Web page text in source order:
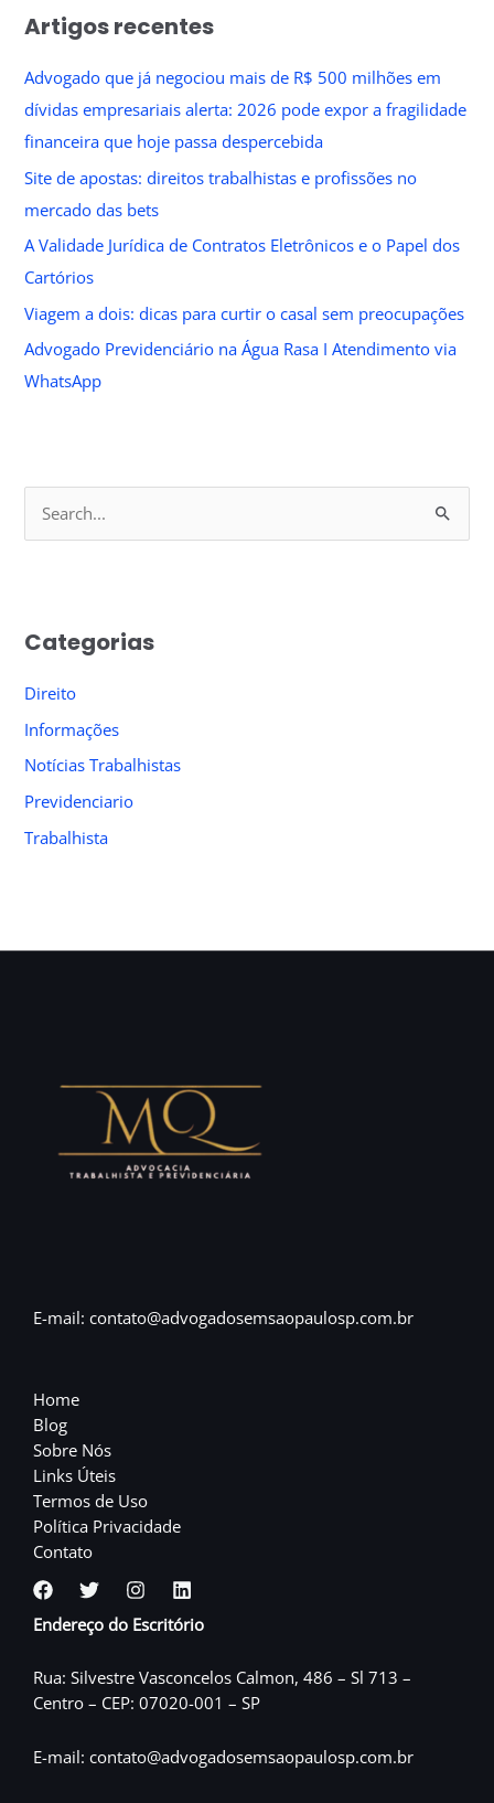
Artigos recentes
Advogado que já negociou mais de R$ 500 milhões em
dívidas empresariais alerta: 2026 pode expor a fragilidade
financeira que hoje passa despercebida
Site de apostas: direitos trabalhistas e profissões no
mercado das bets
A Validade Jurídica de Contratos Eletrônicos e o Papel dos
Cartórios
Viagem a dois: dicas para curtir o casal sem preocupações
Advogado Previdenciário na Água Rasa I Atendimento via
WhatsApp
e
c
o
r
:
Categorias
Direito
Informações
Notícias Trabalhistas
Previdenciario
Trabalhista
E-mail: contato@advogadosemsaopaulosp.com.br
Home
Blog
Sobre Nós
Links Úteis
Termos de Uso
Política Privacidade
Contato
Endereço do Escritório
Rua: Silvestre Vasconcelos Calmon, 486 – Sl 713 –
Centro – CEP: 07020-001 – SP
E-mail: contato@advogadosemsaopaulosp.com.br